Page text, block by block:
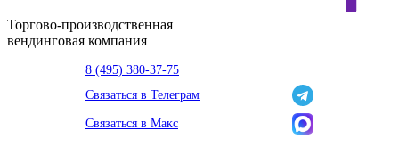
Торгово-производственная
вендинговая компания
8 (495) 380-37-75
Связаться в Телеграм
Связаться в Макс